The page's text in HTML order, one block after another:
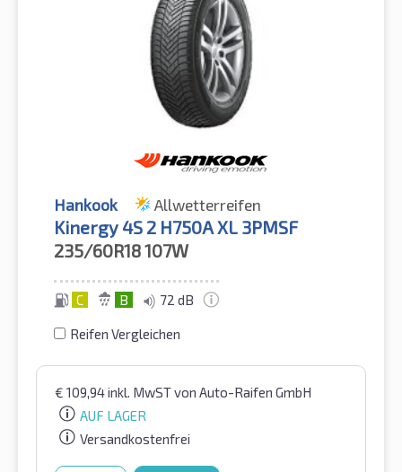
Hankook Allwetterreifen
Kinergy 4S 2 H750A XL 3PMSF
235/60R18107W
C B 72 dB
Reifen Vergleichen
€ 109,94inkl. MwSTvon Auto-Raifen GmbH
AUF LAGER
Versandkostenfrei